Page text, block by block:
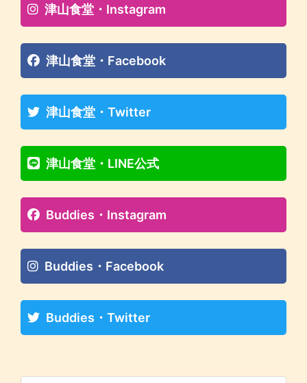
津山食堂・Instagram
津山食堂・Facebook
津山食堂・Twitter
津山食堂・LINE公式
Buddies・Instagram
Buddies・Facebook
Buddies・Twitter